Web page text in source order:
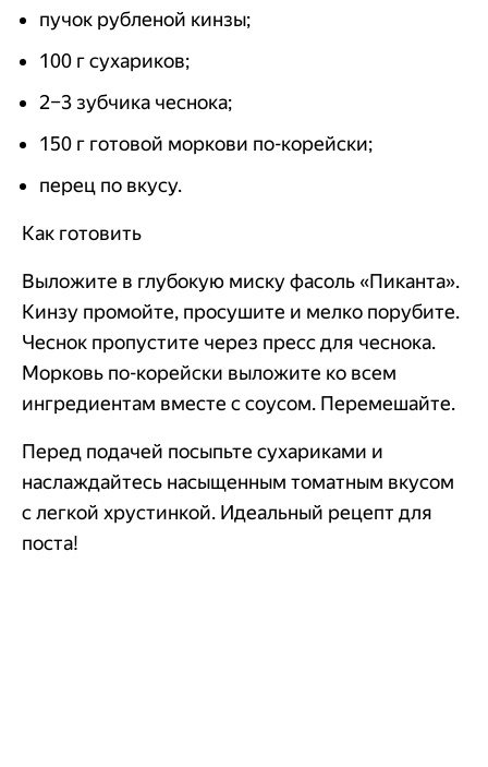
пучок рубленой кинзы;
100 г сухариков;
2–3 зубчика чеснока;
150 г готовой моркови по-корейски;
перец по вкусу.
Как готовить
Выложите в глубокую миску фасоль «Пиканта».
Кинзу промойте, просушите и мелко порубите.
Чеснок пропустите через пресс для чеснока.
Морковь по-корейски выложите ко всем
ингредиентам вместе с соусом. Перемешайте.
Перед подачей посыпьте сухариками и
наслаждайтесь насыщенным томатным вкусом
с легкой хрустинкой. Идеальный рецепт для
поста!